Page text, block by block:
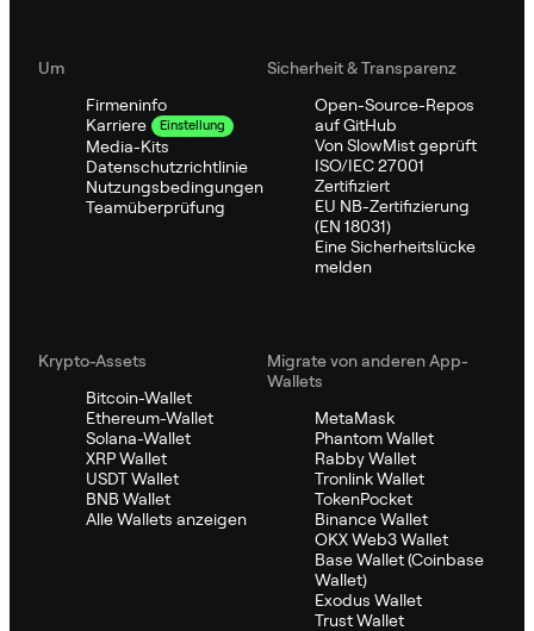
Um
Firmeninfo
Karriere
Einstellung
Media-Kits
Datenschutzrichtlinie
Nutzungsbedingungen
Teamüberprüfung
Sicherheit & Transparenz
Open-Source-Repos
auf GitHub
Von SlowMist geprüft
ISO/IEC 27001
Zertifiziert
EU NB-Zertifizierung
(EN 18031)
Eine Sicherheitslücke
melden
Krypto-Assets
Bitcoin-Wallet
Ethereum-Wallet
Solana-Wallet
XRP Wallet
USDT Wallet
BNB Wallet
Alle Wallets anzeigen
Migrate von anderen App-
Wallets
MetaMask
Phantom Wallet
Rabby Wallet
Tronlink Wallet
TokenPocket
Binance Wallet
OKX Web3 Wallet
Base Wallet (Coinbase
Wallet)
Exodus Wallet
Trust Wallet